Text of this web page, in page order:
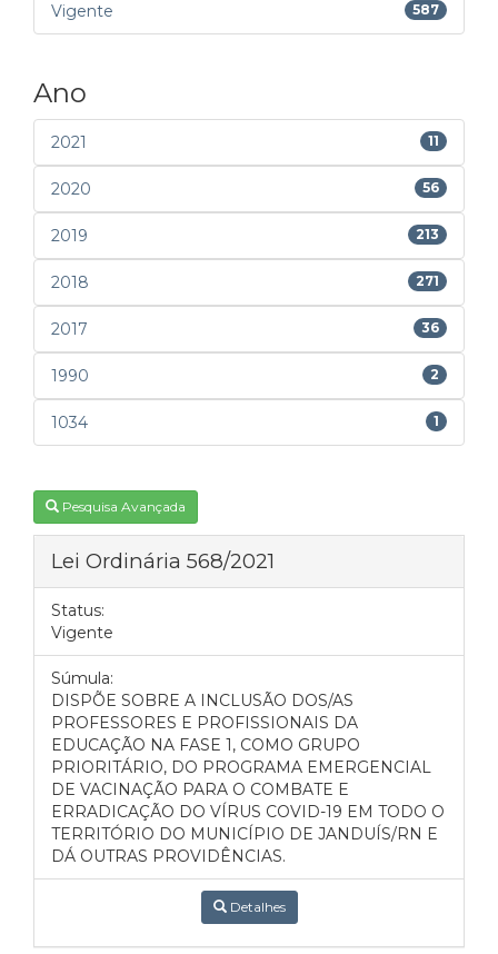
Vigente 587
Ano
2021 11
2020 56
2019 213
2018 271
2017 36
1990 2
1034 1
Pesquisa Avançada
Lei Ordinária 568/2021
Status:
Vigente
Súmula:
DISPÕE SOBRE A INCLUSÃO DOS/AS
PROFESSORES E PROFISSIONAIS DA
EDUCAÇÃO NA FASE 1, COMO GRUPO
PRIORITÁRIO, DO PROGRAMA EMERGENCIAL
DE VACINAÇÃO PARA O COMBATE E
ERRADICAÇÃO DO VÍRUS COVID-19 EM TODO O
TERRITÓRIO DO MUNICÍPIO DE JANDUÍS/RN E
DÁ OUTRAS PROVIDÊNCIAS.
Detalhes